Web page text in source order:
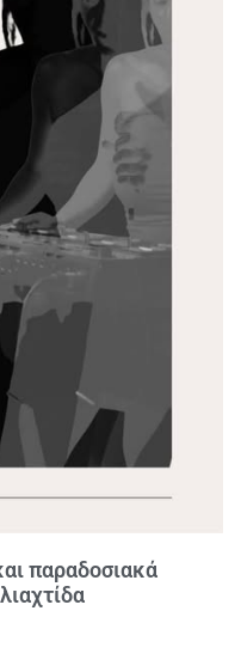
παραδοσιακά